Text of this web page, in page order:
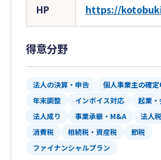
HP https://
得意分野
法人の決算・申告 個人事業主の確
年末調整
インボイス対応
起業
法人成り
事業承継・M&A 法人税
消費税
相続税・資産税
節税
ファイナンシャルプラン